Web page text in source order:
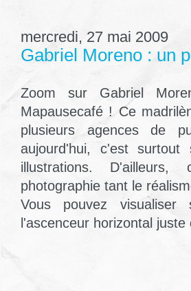
mercredi, 27 mai 2009
Gabriel Moreno : un
Zoom sur Gabriel
Mapausecafé ! Ce
plusieurs agences de
aujourd'hui, c'est
illustrations.
photographie tant le
Vous pouvez visualiser
l'ascenceur horizontal juste